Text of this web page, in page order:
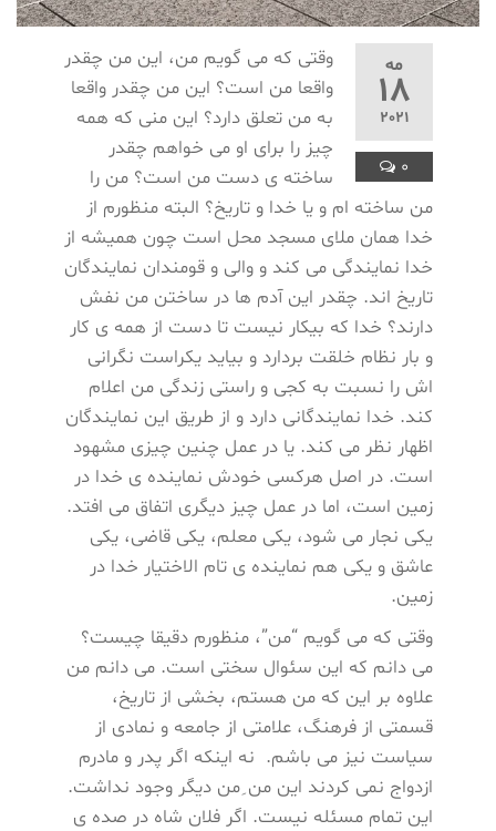
مه
18
2021
0
وقتی که می گویم من، این من چقدر
واقعا من است؟ این من چقدر واقعا
به من تعلق دارد؟ این منی که همه
چیز را برای او می خواهم چقدر
ساخته ی دست من است؟ من را
من ساخته ام و یا خدا و تاریخ؟ البته منظورم از
خدا همان ملای مسجد محل است چون همیشه از
خدا نمایندگی می کند و والی و قومندان نمایندگان
تاریخ اند. چقدر این آدم ها در ساختن من نفش
دارند؟ خدا که بیکار نیست تا دست از همه ی کار
و بار نظام خلقت بردارد و بیاید یکراست نگرانی
اش را نسبت به کجی و راستی زندگی من اعلام
کند. خدا نمایندگانی دارد و از طریق این نمایندگان
اظهار نظر می کند. یا در عمل چنین چیزی مشهود
است. در اصل هرکسی خودش نماینده ی خدا در
زمین است، اما در عمل چیز دیگری اتفاق می افتد.
یکی نجار می شود، یکی معلم، یکی قاضی، یکی
عاشق و یکی هم نماینده ی تام الاختیار خدا در
زمین.
وقتی که می گویم “من”، منظورم دقیقا چیست؟
می دانم که این سئوال سختی است. می دانم من
علاوه بر این که من هستم، بخشی از تاریخ،
قسمتی از فرهنگ، علامتی از جامعه و نمادی از
سیاست نیز می باشم. نه اینکه اگر پدر و مادرم
ازدواج نمی کردند این من ِمن دیگر وجود نداشت.
این تمام مسئله نیست. اگر فلان شاه در صده ی